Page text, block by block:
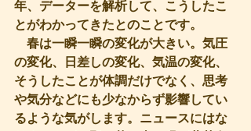
年、データーを解析して、こうしたこ
とがわかってきたとのことです。
春は一瞬一瞬の変化が大きい。気圧
の変化、日差しの変化、気温の変化、
そうしたことが体調だけでなく、思考
や気分などにも少なからず影響してい
るような気がします。ニュースにはな